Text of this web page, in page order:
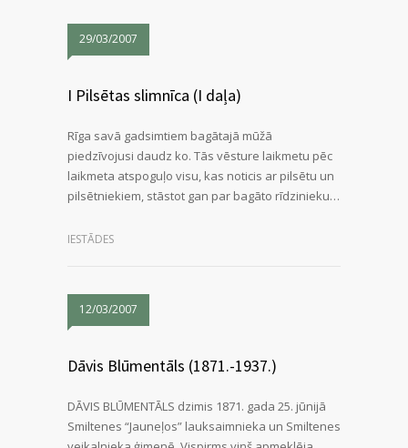
29/03/2007
I Pilsētas slimnīca (I daļa)
Rīga savā gadsimtiem bagātajā mūžā
piedzīvojusi daudz ko. Tās vēsture laikmetu pēc
laikmeta atspoguļo visu, kas noticis ar pilsētu un
pilsētniekiem, stāstot gan par bagāto rīdzinieku…
IESTĀDES
12/03/2007
Dāvis Blūmentāls (1871.-1937.)
DĀVIS BLŪMENTĀLS dzimis 1871. gada 25. jūnijā
Smiltenes “Jauneļos” lauksaimnieka un Smiltenes